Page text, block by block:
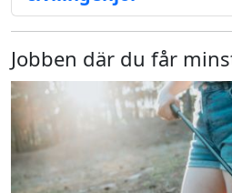
Jobben där du får